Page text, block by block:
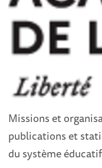
Missions et
publications et
du système